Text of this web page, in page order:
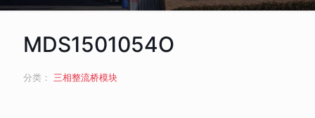
MDS1501054O
分类： 三相整流桥模块